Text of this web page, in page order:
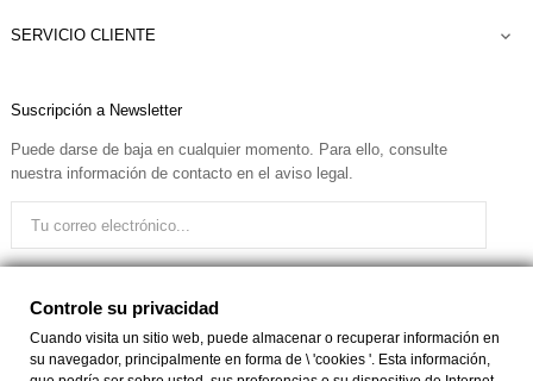
SERVICIO CLIENTE 
Suscripción a Newsletter
Puede darse de baja en cualquier momento. Para ello, consulte
nuestra información de contacto en el aviso legal.
FacebookInstagram
Controle su privacidad
Cuando visita un sitio web, puede almacenar o recuperar información en
su navegador, principalmente en forma de \ 'cookies '. Esta información,